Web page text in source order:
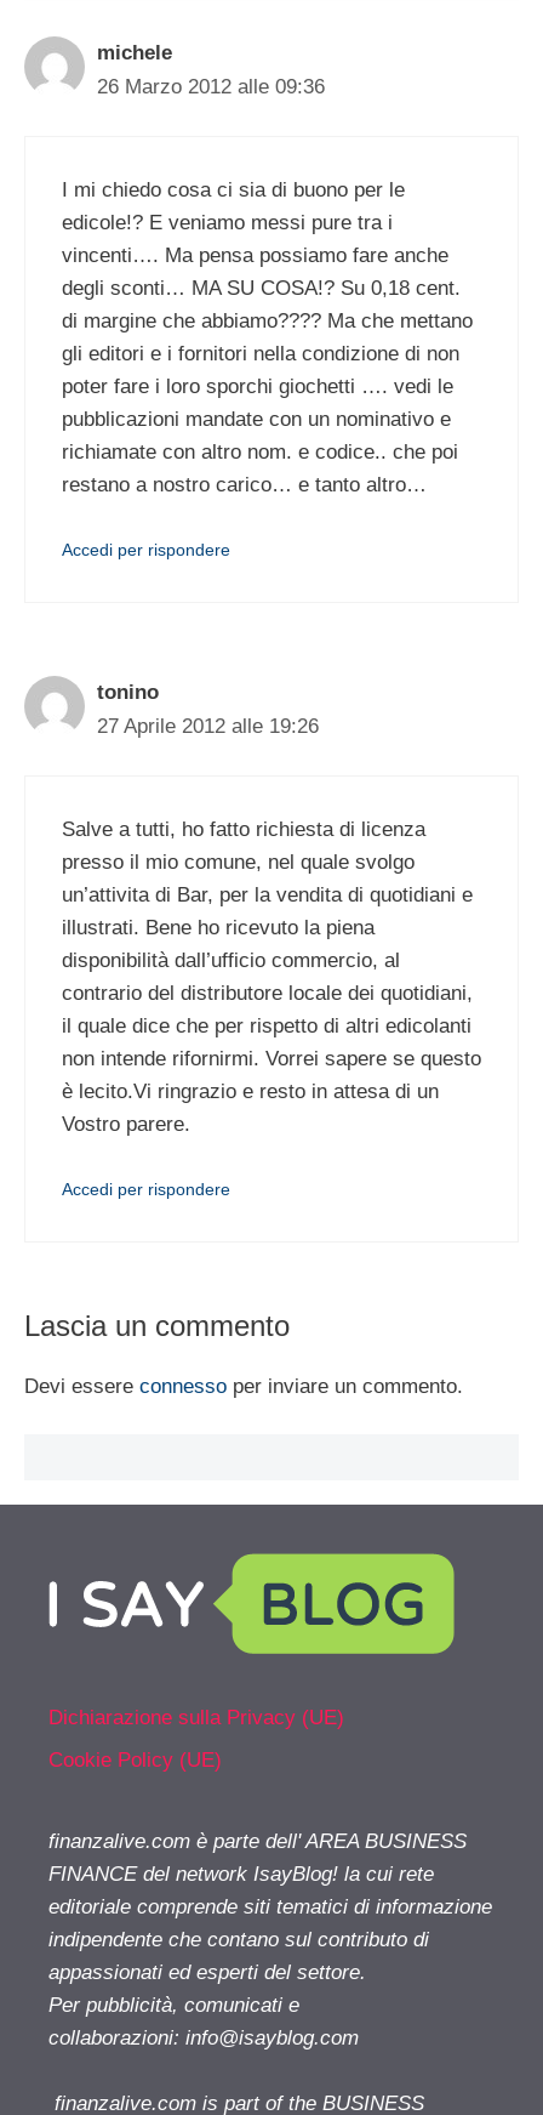
michele
26 Marzo 2012 alle 09:36
I mi chiedo cosa ci sia di buono per le
edicole!? E veniamo messi pure tra i
vincenti…. Ma pensa possiamo fare anche
degli sconti… MA SU COSA!? Su 0,18 cent.
di margine che abbiamo???? Ma che mettano
gli editori e i fornitori nella condizione di non
poter fare i loro sporchi giochetti …. vedi le
pubblicazioni mandate con un nominativo e
richiamate con altro nom. e codice.. che poi
restano a nostro carico… e tanto altro…
Accedi per rispondere
tonino
27 Aprile 2012 alle 19:26
Salve a tutti, ho fatto richiesta di licenza
presso il mio comune, nel quale svolgo
un’attivita di Bar, per la vendita di quotidiani e
illustrati. Bene ho ricevuto la piena
disponibilità dall’ufficio commercio, al
contrario del distributore locale dei quotidiani,
il quale dice che per rispetto di altri edicolanti
non intende rifornirmi. Vorrei sapere se questo
è lecito.Vi ringrazio e resto in attesa di un
Vostro parere.
Accedi per rispondere
Lascia un commento
Devi essere connesso per inviare un commento.
Dichiarazione sulla Privacy (UE)
Cookie Policy (UE)
finanzalive.com è parte dell' AREA BUSINESS
FINANCE del network IsayBlog! la cui rete
editoriale comprende siti tematici di informazione
indipendente che contano sul contributo di
appassionati ed esperti del settore.
Per pubblicità, comunicati e
collaborazioni: info@isayblog.com
finanzalive.com is part of the BUSINESS